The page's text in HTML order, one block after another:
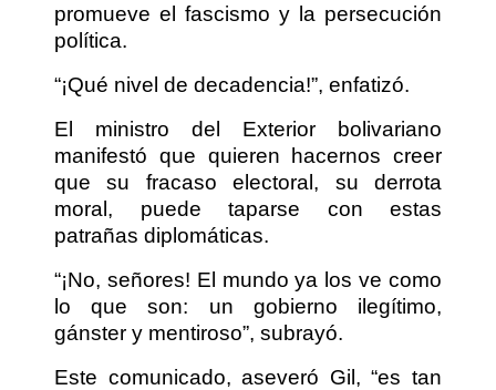
promueve el fascismo y la persecución
política.
“¡Qué nivel de decadencia!”, enfatizó.
El ministro del Exterior bolivariano
manifestó que quieren hacernos creer
que su fracaso electoral, su derrota
moral, puede taparse con estas
patrañas diplomáticas.
“¡No, señores! El mundo ya los ve como
lo que son: un gobierno ilegítimo,
gánster y mentiroso”, subrayó.
Este comunicado, aseveró Gil, “es tan